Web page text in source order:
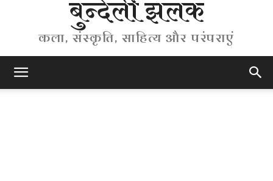
बुन्देली झलक
कला, संस्कृति, साहित्य और परंपराएं